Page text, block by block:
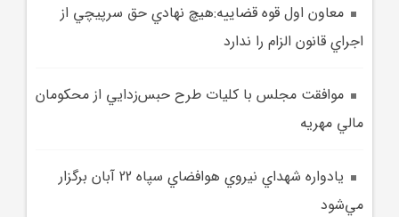
معاون اول قوه قضاييه:هيچ نهادي حق سرپيچي از
اجراي قانون الزام را ندارد
موافقت مجلس با کليات طرح حبس‌زدايي از محکومان
مالي مهريه
يادواره شهداي نيروي هوافضاي سپاه 22 آبان برگزار
مي‌شود